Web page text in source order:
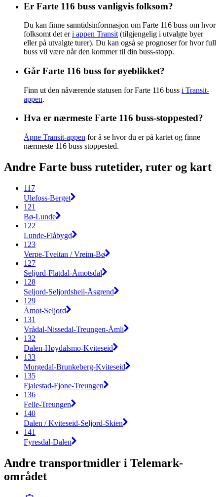
Er Farte 116 buss vanligvis folksom?
Du kan finne sanntidsinformasjon om Farte 116 buss om hvor
folksomt det eri appen Transit (tilgjengelig i utvalgte byer
eller på utvalgte turer). Du kan også se prognoser for hvor full
buss vil være når den kommer til din buss-stopp.
Går Farte 116 buss for øyeblikket?
Finn ut den nåværende statusen for Farte 116 buss i Transit-
appen.
Hva er nærmeste Farte 116 buss-stoppested?
Åpne Transit-appen for å se hvor du er på kartet og finne
nærmeste 116 buss stoppested.
Andre Farte buss rutetider, ruter og kart
117
Ulefoss-Berget
121
Bø-Lunde
122
Lunde-Flåbygd
123
Verpe-Tveitan / Vreim-Bø
127
Seljord-Flatdal-Åmotsdal
128
Seljord-Seljordsheii-Åsgrend
129
Åmot-Seljord
131
Vrådal-Nissedal-Treungen-Åmli
132
Dalen-Høydalsmo-Kviteseid
133
Morgedal-Brunkeberg-Kviteseid
135
Fjalestad-Fjone-Treungen
136
Felle-Treungen
140
Dalen / Kviteseid-Seljord-Skien
141
Fyresdal-Dalen
Andre transportmidler i Telemark-
området